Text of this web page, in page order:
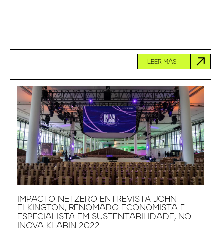
LEER MÁS
IMPACTO NETZERO ENTREVISTA JOHN
ELKINGTON, RENOMADO ECONOMISTA E
ESPECIALISTA EM SUSTENTABILIDADE, NO
INOVA KLABIN 2022